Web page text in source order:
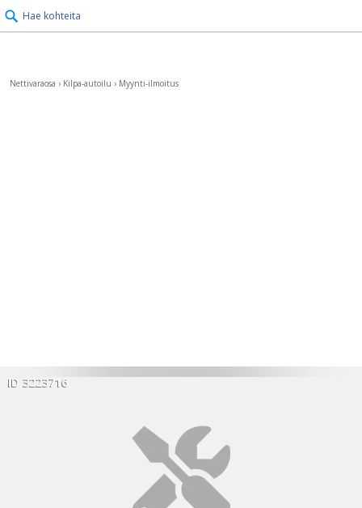
Hae kohteita
Nettivaraosa › Kilpa-autoilu › Myynti-ilmoitus
ID 3223716